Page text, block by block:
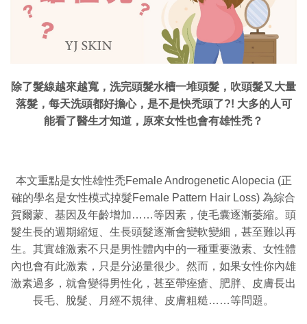
除了髮線越來越寬，洗完頭髮水槽一堆頭髮，吹頭髮又大量
落髮，每天洗頭都好擔心，是不是快禿頭了?! 大多的人可
能看了醫生才知道，原來女性也會有雄性禿？
本文重點是女性雄性禿Female Androgenetic Alopecia (正
確的學名是女性模式掉髮Female Pattern Hair Loss) 為綜合
賀爾蒙、基因及年齡增加……等因素，使毛囊逐漸萎縮。頭
髮生長的週期縮短、生長頭髮逐漸會變軟變細，甚至難以再
生。其實雄激素不只是男性體內中的一種重要激素、女性體
內也會有此激素，只是分泌量很少。然而，如果女性你內雄
激素過多，就會變得男性化，甚至帶痤瘡、肥胖、皮膚長出
長毛、脫髮、月經不規律、皮膚粗糙……等問題。